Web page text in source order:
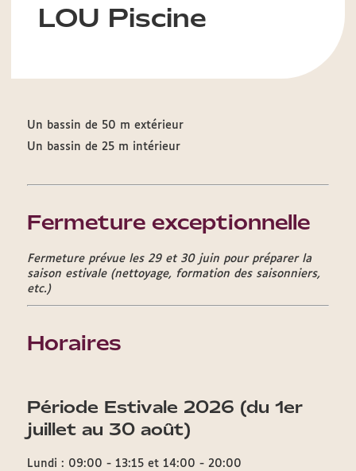
LOU Piscine
Un bassin de 50 m extérieur
Un bassin de 25 m intérieur
Fermeture exceptionnelle
Fermeture prévue les 29 et 30 juin pour préparer la
saison estivale (nettoyage, formation des saisonniers,
etc.)
Horaires
Période Estivale 2026 (du 1er
juillet au 30 août)
Lundi : 09:00 - 13:15 et 14:00 - 20:00